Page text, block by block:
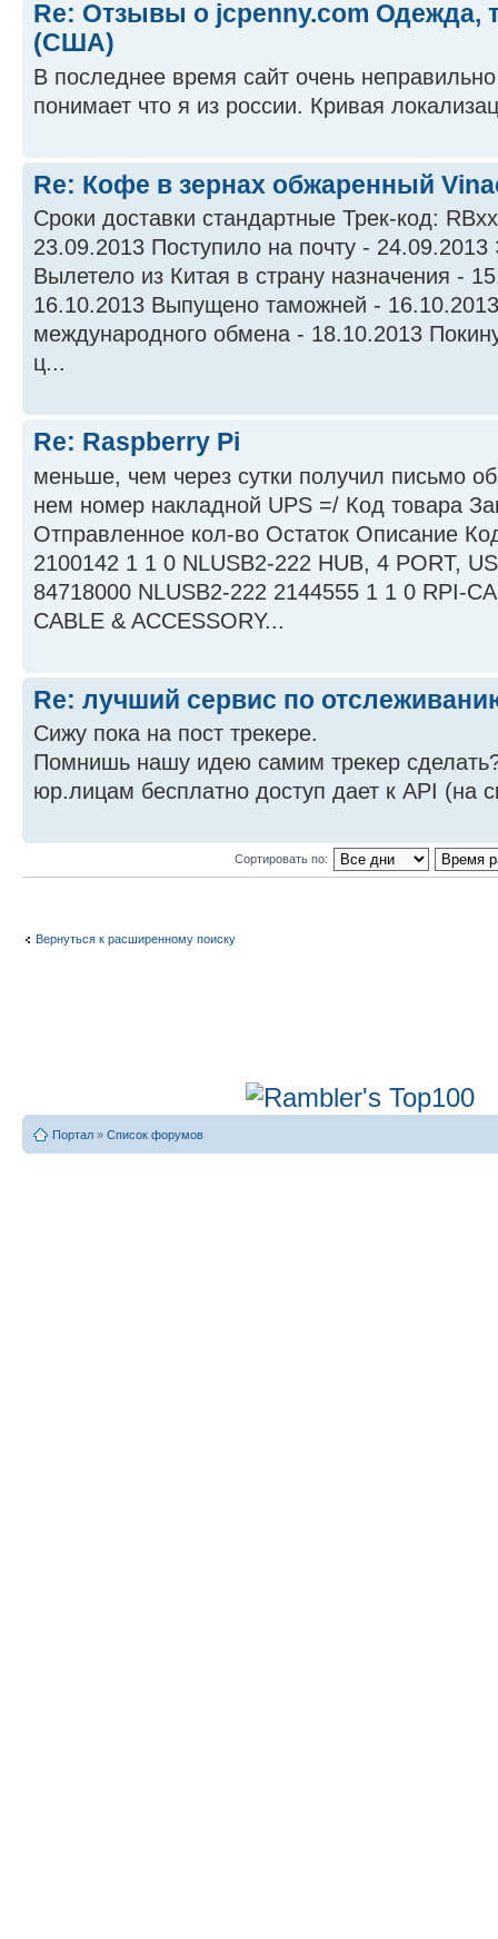
Re: Отзывы о jcpenny.com Одежда,
(США)
В последнее время сайт очень
понимает что я из россии. Кривая
Re: Кофе в зернах обжаренный
Сроки доставки стандартные Трек-код:
23.09.2013 Поступило на почту -
Вылетело из Китая в страну назначения -
16.10.2013 Выпущено таможней -
международного обмена - 18.10.2013
ц...
Re: Raspberry Pi
меньше, чем через сутки получил письмо об
нем номер накладной UPS =/ Код товара
Отправленное кол-во Остаток Описание
2100142 1 1 0 NLUSB2-222 HUB, 4 PORT,
84718000 NLUSB2-222 2144555 1 1 0 RPI-
CABLE & ACCESSORY...
Re: лучший сервис по
Сижу пока на пост трекере.
Помнишь нашу идею самим трекер
юр.лицам бесплатно доступ дает к API (на
Сортировать по:
Вернуться к расширенному поиску
Портал » Список форумов